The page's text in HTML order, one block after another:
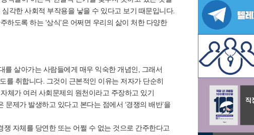
각한 사회적 부작용을 낳을 수 있다고 보기 때문입니다.
도록 하는 ‘상식’은 어쩌면 우리의 삶이 처한 다양한
를 살아가는 사람들에게 매우 익숙한 개념인, 그래서
를 취합니다. 그것이 근본적인 이유는 저자가 단순히
체가 여러 사회문제의 원천이라고 주장하고 있기
제가 발생하고 있다고 본다는 점에서 ‘경쟁의 배반’을
자체를 당연한 또는 어쩔 수 없는 것으로 간주한다고